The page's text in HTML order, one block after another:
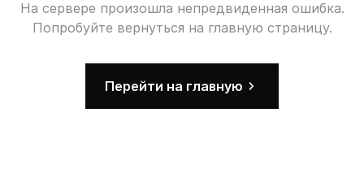
На сервере произошла непредвиденная ошибка.
Попробуйте вернуться на главную страницу.
Перейти на главную